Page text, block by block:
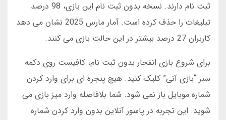
ثبت نام دارند. نسخه بدون ثبت نام این بازی، 98 درصد
تبلیغات را حذف کرده است. آمار مارس 2025 نشان می دهد
کاربران 27 درصد بیشتر در این حالت بازی می کنند.
برای شروع بازی انفجار بدون ثبت نام، کافیست روی دکمه
سبز “بازی آنی” کلیک کنید. هیچ پنجره ای برای وارد کردن
شماره موبایل باز نمی شود. شما بلافاصله وارد میز بازی می
شوید. این تجربه در پاسور آنلاین بدون وارد کردن شماره